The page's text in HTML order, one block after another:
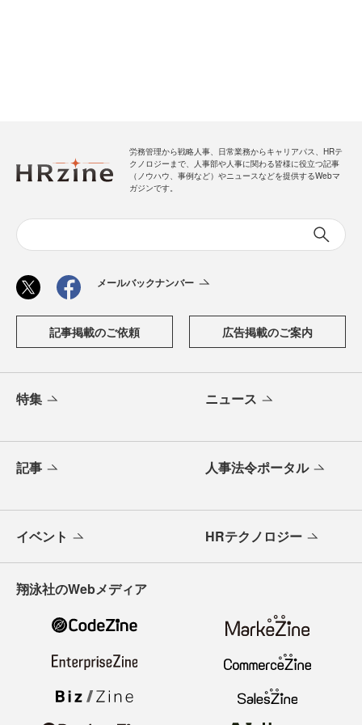
労務管理から戦略人事、日常業務からキャリアパス、HRテ
クノロジーまで、人事部や人事に関わる皆様に役立つ記事
（ノウハウ、事例など）やニュースなどを提供するWebマ
ガジンです。
メールバックナンバー
記事掲載のご依頼 広告掲載のご案内
特集 ニュース
記事 人事法令ポータル
イベント HRテクノロジー
翔泳社のWebメディア